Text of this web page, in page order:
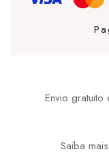
Envio
Saiba